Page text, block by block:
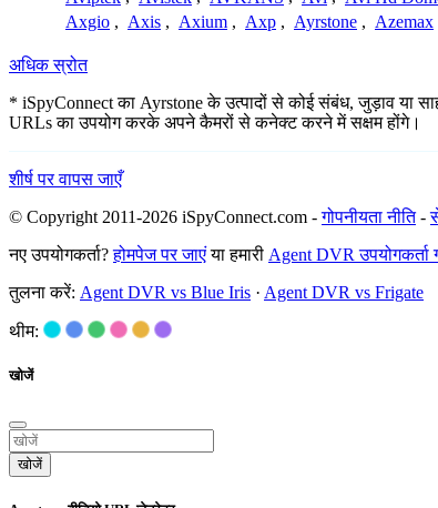
Axgio , Axis , Axium , Axp , Ayrstone , Azemax
अधिक स्रोत
* iSpyConnect का Ayrstone के उत्पादों से कोई संबंध, जुड़ाव या
URLs का उपयोग करके अपने कैमरों से कनेक्ट करने में सक्षम होंगे।
शीर्ष पर वापस जाएँ
© Copyright 2011-2026 iSpyConnect.com -गोपनीयता नीति-
नए उपयोगकर्ता?होमपेज पर जाएंया हमारी Agent DVR उपयोगकर्ता
तुलना करें: Agent DVR vs Blue Iris · Agent DVR vs Frigate
थीम:
खोजें
खोजें